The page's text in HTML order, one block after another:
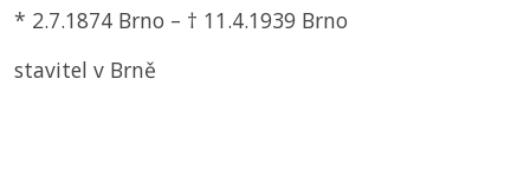
* 2.7.1874 Brno – † 11.4.1939 Brno
stavitel v Brně